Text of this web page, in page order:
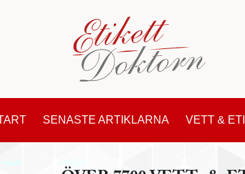
SENASTE ARTIKLARNA VETT &